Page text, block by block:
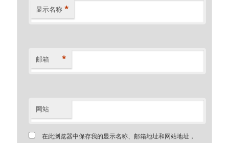
显示名称 *
邮箱 *
网站
在此浏览器中保存我的显示名称、邮箱地址和网站地址，